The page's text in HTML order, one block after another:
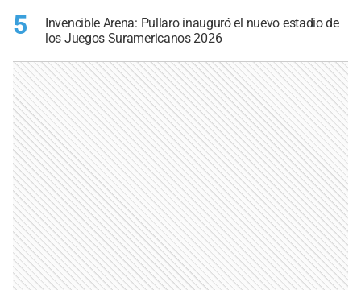
5
Invencible Arena: Pullaro inauguró el nuevo estadio de
los Juegos Suramericanos 2026